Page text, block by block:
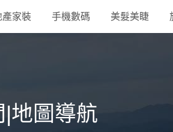
產家裝 手機數碼 美髮美睫
地圖導航